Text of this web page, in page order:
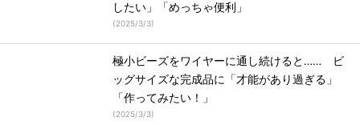
したい」「めっちゃ便利」
(2025/3/3)
極小ビーズをワイヤーに通し続けると…… ビ
ッグサイズな完成品に「才能があり過ぎる」
「作ってみたい！」
(2025/3/3)